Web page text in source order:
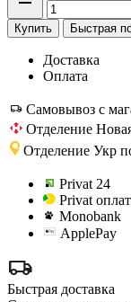
Купить Быстрая
Доставка
Оплата
Самовывоз с
Отделение
Отделение Укр
Privat 24
Privat
Monobank
ApplePay
Быстрая доставка